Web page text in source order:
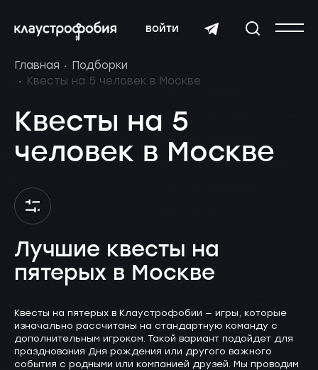
войти
Главная
Подборки
Квесты на 5 человек в Москве
Квесты на 5
человек в Москве
Лучшие квесты на
пятерых в Москве
Квесты на пятерых в Клаустрофобии — игры, которые
изначально рассчитаны на стандартную команду с
дополнительным игроком. Такой вариант подойдет для
празднования Дня рождения или другого важного
события с родными или компанией друзей. Мы проводим